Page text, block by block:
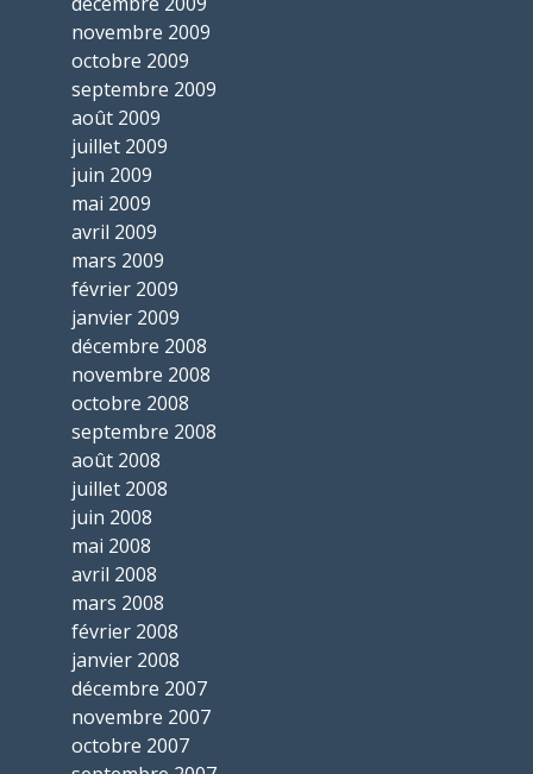
novembre 2009
octobre 2009
septembre 2009
août 2009
juillet 2009
juin 2009
mai 2009
avril 2009
mars 2009
février 2009
janvier 2009
décembre 2008
novembre 2008
octobre 2008
septembre 2008
août 2008
juillet 2008
juin 2008
mai 2008
avril 2008
mars 2008
février 2008
janvier 2008
décembre 2007
novembre 2007
octobre 2007